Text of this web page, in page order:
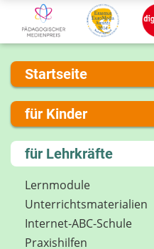
Startseite
Über uns
Presse
Kontakt
Impressum
Internet-ABC Sitemap
Barrierefreiheit
Länderprojekte
für Kinder
Lernen und Schule
Hobby und Freizeit
Spiel und Spaß
Mitreden und Mitmachen
Lexikon
Datenschutz
für Lehrkräfte
Lernmodule
Unterrichts­materialien
Internet-ABC-Schule
Praxishilfen